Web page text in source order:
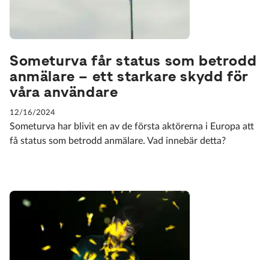
Someturva får status som betrodd
anmälare – ett starkare skydd för
våra användare
12/16/2024
Someturva har blivit en av de första aktörerna i Europa att
få status som betrodd anmälare. Vad innebär detta?